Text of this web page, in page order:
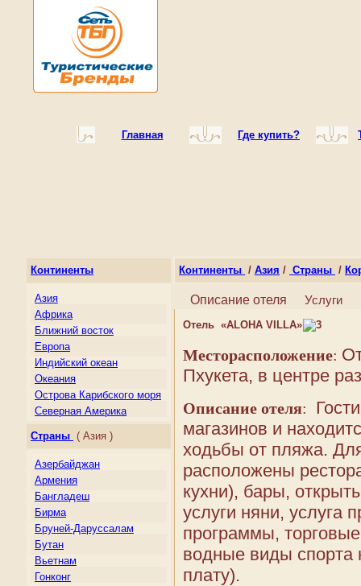
Главная Где купить?
Континенты
Азия
Африка
Ближний восток
Европа
Индийский океан
Океания
Острова Карибского моря
Северная Америка
Южная Америка
Страны ( Азия )
Азербайджан
Армения
Бангладеш
Бирма
Бруней-Даруссалам
Бутан
Вьетнам
Гонконг
Континенты / Азия / Страны /
Описание отеля Услуги
Отель «ALOHA VILLA»
Месторасположение:
Пхукета, в центре
Описание отеля:
магазинов и
ходьбы от пляжа.
расположены
кухни), бары,
услуги няни, услуга
программы,
водные виды спорта
плату).